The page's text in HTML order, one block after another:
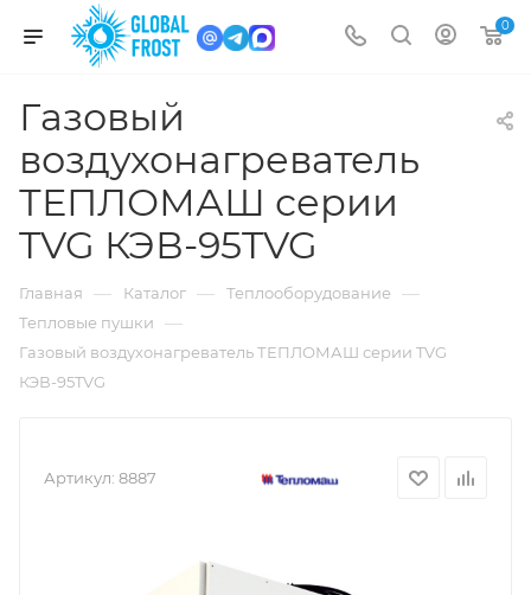
0
Газовый
воздухонагреватель
ТЕПЛОМАШ серии
TVG КЭВ-95TVG
Главная — Каталог — Теплооборудование —
Тепловые пушки —
Газовый воздухонагреватель ТЕПЛОМАШ серии TVG
КЭВ-95TVG
Артикул: 8887